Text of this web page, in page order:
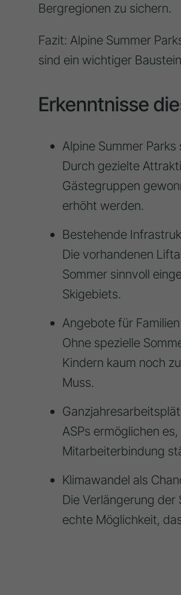
Bergregionen zu sichern.
Fazit: Alpine Summer
sind ein wichtiger
Erkenntnisse
Alpine Summer
Durch gezielte
Gästegruppen
erhöht werden.
Bestehende
Die vorhandenen
Sommer sinnvoll
Skigebiets.
Angebote für
Ohne spezielle
Kindern kaum noch
Muss.
ASPs ermöglichen
Mitarbeiterbindung
Klimawandel als
Die Verlängerung
echte Möglichkeit,